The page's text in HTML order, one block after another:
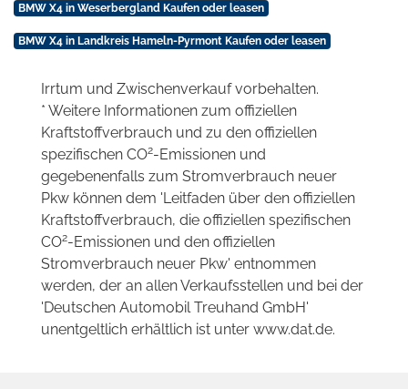
BMW X4 in Weserbergland Kaufen oder leasen
BMW X4 in Landkreis Hameln-Pyrmont Kaufen oder leasen
Irrtum und Zwischenverkauf vorbehalten.
* Weitere Informationen zum offiziellen
Kraftstoffverbrauch und zu den offiziellen
spezifischen CO2-Emissionen und
gegebenenfalls zum Stromverbrauch neuer
Pkw können dem 'Leitfaden über den offiziellen
Kraftstoffverbrauch, die offiziellen spezifischen
CO2-Emissionen und den offiziellen
Stromverbrauch neuer Pkw' entnommen
werden, der an allen Verkaufsstellen und bei der
'Deutschen Automobil Treuhand GmbH'
unentgeltlich erhältlich ist unter www.dat.de.